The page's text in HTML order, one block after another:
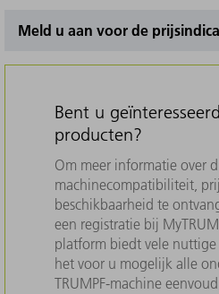
Meld u aan voor de
Bent u
producten?
Om meer informatie over
machinecompatibiliteit,
beschikbaarheid te
een registratie bij
platform biedt vele
het voor u mogelijk alle
TRUMPF-machine